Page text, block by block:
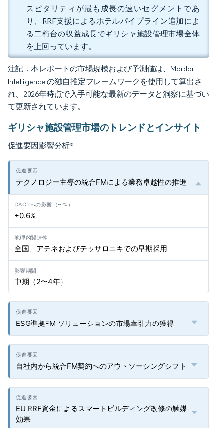
スピタリティが最も成長の速いセグメントであ
り、RRF支援によるホテルパイプライン追加によ
る二桁台の収益成長でギリシャ施設管理市場全体
を上回っています。
注記：本レポートの市場規模および予測値は、Mordor
Intelligence の独自推定フレームワークを使用して算出さ
れ、2026年時点で入手可能な最新のデータと洞察に基づい
て更新されています。
ギリシャ施設管理市場のトレンドとインサイト
促進要因影響分析*
テクノロジー主導の統合FMによる業務卓越性の推進
+0.6%
全国、アテネおよびテッサロニキでの早期採用
中期（2〜4年）
ESG準拠FM ソリューションの市場牽引力の獲得
自社内から統合FM契約へのアウトソーシングシフト
EU RRF資金によるスマートビルディング改修の触媒
効果